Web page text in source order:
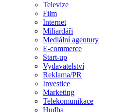
Televize
Film
Internet
Miliardáři
Mediální agentury
E-commerce
Start-up
Vydavatelství
Reklama/PR
Investice
Marketing
Telekomunikace
Hudba